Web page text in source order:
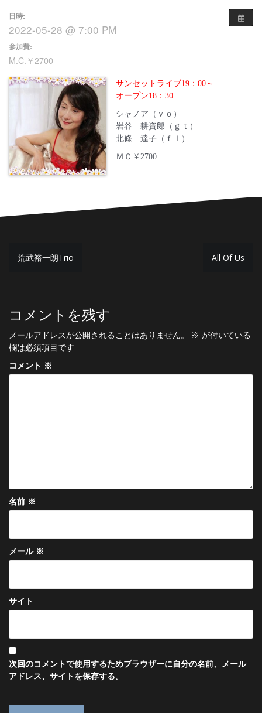
日時:
2022-05-28 @ 7:00 PM
参加費:
M.C.￥2700
サンセットライブ19：00～
オープン18：30
シャノア（ｖｏ）
岩谷 耕資郎（ｇｔ）
北條 達子（ｆｌ）
ＭＣ￥2700
投
ビ
ゲ
ー
シ
荒武裕一朗Trio All Of Us
コメントを残す
メールアドレスが公開されることはありません。 ※ が付いている
欄は必須項目です
コメント ※
名前 ※
メール ※
サイト
次回のコメントで使用するためブラウザーに自分の名前、メール
アドレス、サイトを保存する。